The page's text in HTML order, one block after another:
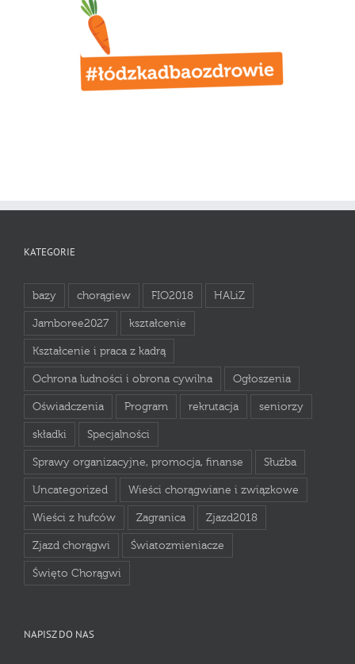
KATEGORIE
bazy chorągiew FIO2018 HALiZ
Jamboree2027 kształcenie
Kształcenie i praca z kadrą
Ochrona ludności i obrona cywilna Ogłoszenia
Oświadczenia Program rekrutacja seniorzy
składki Specjalności
Sprawy organizacyjne, promocja, finanse Służba
Uncategorized Wieści chorągwiane i związkowe
Wieści z hufców Zagranica Zjazd2018
Zjazd chorągwi Światozmieniacze
Święto Chorągwi
NAPISZ DO NAS